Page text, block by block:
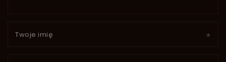
Twoje imię